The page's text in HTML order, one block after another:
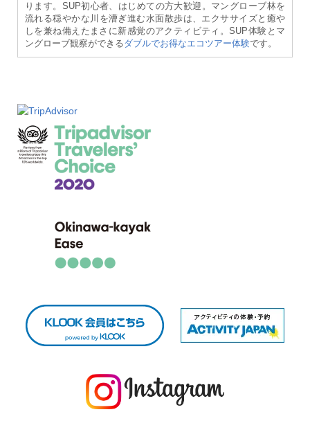
ります。SUP初心者、はじめての方大歓迎。マングローブ林を
流れる穏やかな川を漕ぎ進む水面散歩は、エクササイズと癒や
しを兼ね備えたまさに新感覚のアクティビティ。SUP体験とマ
ングローブ観察ができるダブルでお得なエコツアー体験です。